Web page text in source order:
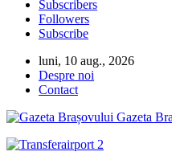
Subscribers
Followers
Subscribe
luni, 10 aug., 2026
Despre noi
Contact
Gazeta